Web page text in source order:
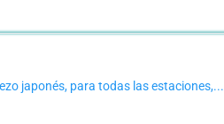
japonés, para todas las estaciones,...